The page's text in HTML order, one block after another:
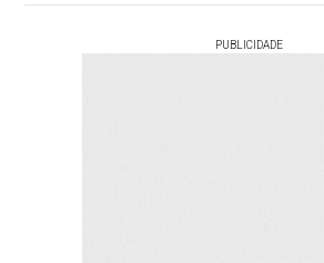
PUBLICIDADE